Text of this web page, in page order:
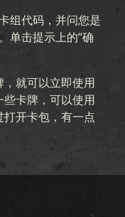
组代码，并问您是
单击提示上的“确
就可以立即使用
卡牌，可以使用
开卡包，有一点